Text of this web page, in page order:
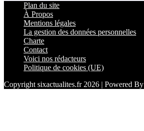
Plan du site
À Propos
Mentions légales
La gestion des données personnelles
Charte
Contact
Voici nos rédacteurs
Politique de cookies (UE)
Copyright sixactualites.fr 2026 | Powered By